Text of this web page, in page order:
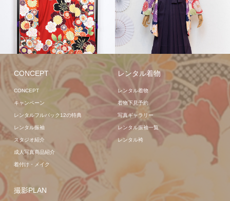
レンタル着物
レンタル二尺袖袴
レンタ
CONCEPT
CONCEPT
キャンペーン
レンタルフルパック12の特典
レンタル振袖
スタジオ紹介
成人写真商品紹介
着付け・メイク
レンタル着物
レンタル着物
着物下見予約
写真ギャラリー
レンタル振袖一覧
レンタル袴
撮影PLAN